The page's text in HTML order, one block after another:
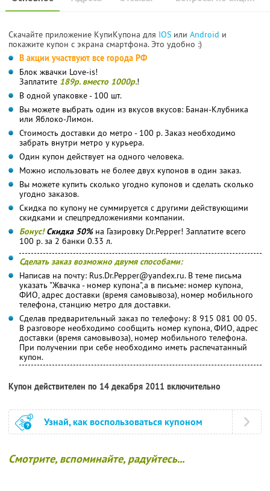
Скачайте приложение КупиКупона для IOS или Android и
покажите купон с экрана смартфона. Это удобно :)
В акции участвуют все города РФ
Блок жвачки Love-is!
Заплатите 189р. вместо 1000р.!
В одной упаковке - 100 шт.
Вы можете выбрать один из вкусов вкусов: Банан-Клубника
или Яблоко-Лимон.
Стоимость доставки до метро - 100 р. Заказ необходимо
забрать внутри метро у курьера.
Один купон действует на одного человека.
Можно использовать не более двух купонов в один заказ.
Вы можете купить сколько угодно купонов и сделать сколько
угодно заказов.
Скидка по купону не суммируется с другими действующими
скидками и спецпредложениями компании.
Бонус!Скидка 50%на Газировку Dr.Pepper! Заплатите всего
100 р. за 2 банки 0.33 л.
Сделать заказ возможно двумя способами:
Написав на почту: Rus.Dr.Pepper@yandex.ru. В теме письма
указать "Жвачка - номер купона",а в письме: номер купона,
ФИО, адрес доставки (время самовывоза), номер мобильного
телефона, станцию метро для доставки.
Сделав предварительный заказ по телефону: 8 915 081 00 05.
В разговоре необходимо сообщить номер купона, ФИО, адрес
доставки (время самовывоза), номер мобильного телефона.
При получении при себе необходимо иметь распечатанный
купон.
Купон действителен по 14 декабря 2011 включительно
Узнай, как воспользоваться купоном
Смотрите, вспоминайте, радуйтесь...